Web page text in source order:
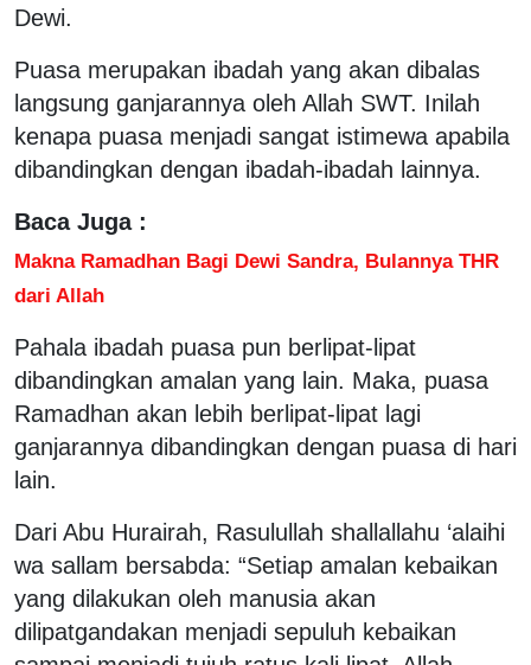
Dewi.
Puasa merupakan ibadah yang akan dibalas
langsung ganjarannya oleh Allah SWT. Inilah
kenapa puasa menjadi sangat istimewa apabila
dibandingkan dengan ibadah-ibadah lainnya.
Baca Juga :
Makna Ramadhan Bagi Dewi Sandra, Bulannya THR
dari Allah
Pahala ibadah puasa pun berlipat-lipat
dibandingkan amalan yang lain. Maka, puasa
Ramadhan akan lebih berlipat-lipat lagi
ganjarannya dibandingkan dengan puasa di hari
lain.
Dari Abu Hurairah, Rasulullah shallallahu ‘alaihi
wa sallam bersabda: “Setiap amalan kebaikan
yang dilakukan oleh manusia akan
dilipatgandakan menjadi sepuluh kebaikan